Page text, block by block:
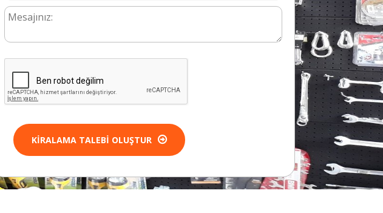
KIRALAMA TALEBI OLUŞTUR